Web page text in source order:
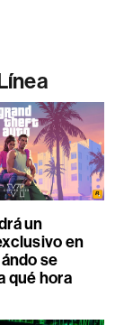
un
en
se
qué hora